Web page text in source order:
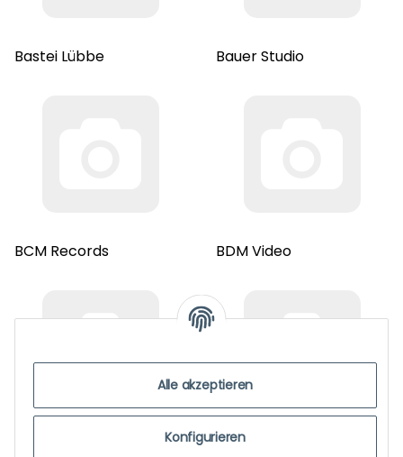
Alle akzeptieren
Konfigurieren
Bastei Lübbe Bauer Studio
BCM Records BDM Video
BeatRocket